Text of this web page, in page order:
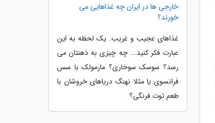
خارجی ها در ایران چه غذاهایی می
خورند؟
غذاهای عجیب و غریب. یک لحظه به این
عبارت فکر کنید... چه چیزی به ذهنتان می
رسد؟ سوسک سوخاری؟ مارمولک با سس
فرانسوی یا مثلا نهنگ دریاهای خروشان با
طعم توت فرنگی؟